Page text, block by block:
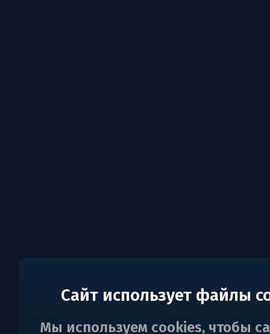
Сайт использует файлы
Мы используем cookies, чтобы